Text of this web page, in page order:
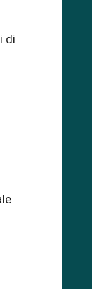
di